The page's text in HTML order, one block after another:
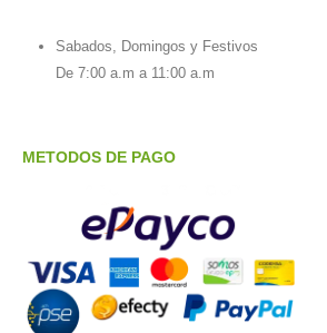
Sabados, Domingos y Festivos
De 7:00 a.m a 11:00 a.m
METODOS DE PAGO